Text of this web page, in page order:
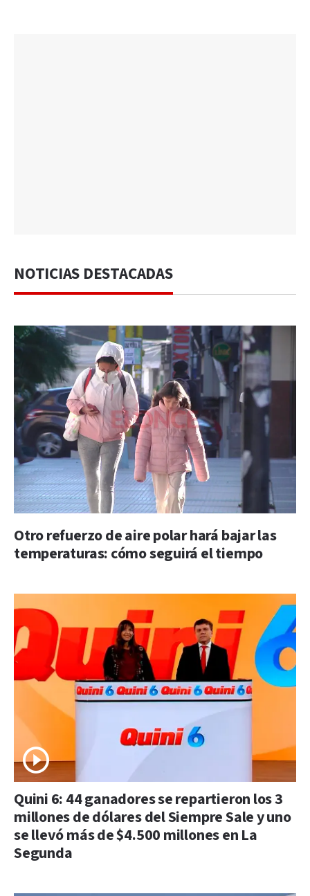
NOTICIAS DESTACADAS
Otro refuerzo de aire polar hará bajar las
temperaturas: cómo seguirá el tiempo
Quini 6: 44 ganadores se repartieron los 3
millones de dólares del Siempre Sale y uno
se llevó más de $4.500 millones en La
Segunda